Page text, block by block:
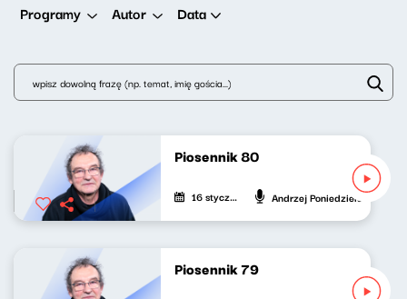
Programy Autor Data
Piosennik 80
16 stycznia 2022 Andrzej Poniedzielski
Piosennik 79